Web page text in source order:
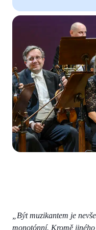
„Být muzikantem je
monotónní. Kromě